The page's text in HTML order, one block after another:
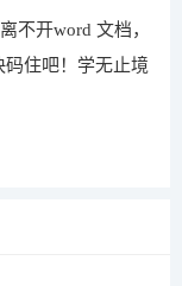
不开word 文档，
码住吧！学无止境